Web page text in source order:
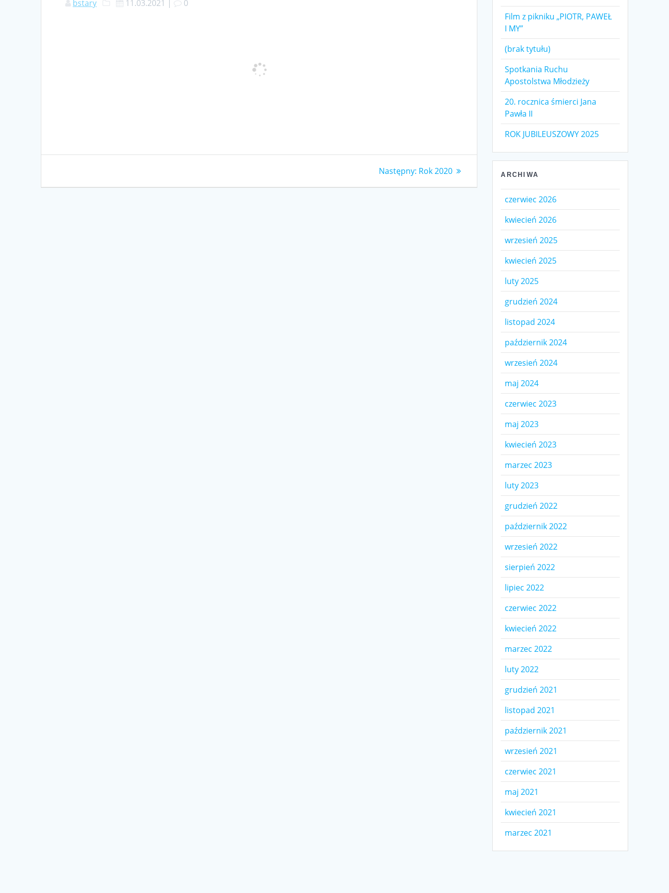
bstary 11.03.2021 | 0
wpisu
Następny: Następny
Rok 2020
Film z pikniku „PIOTR, PAWEŁ
I MY”
(brak tytułu)
Spotkania Ruchu
Apostolstwa Młodzieży
20. rocznica śmierci Jana
Pawła II
ROK JUBILEUSZOWY 2025
ARCHIWA
czerwiec 2026
kwiecień 2026
wrzesień 2025
kwiecień 2025
luty 2025
grudzień 2024
listopad 2024
październik 2024
wrzesień 2024
maj 2024
czerwiec 2023
maj 2023
kwiecień 2023
marzec 2023
luty 2023
grudzień 2022
październik 2022
wrzesień 2022
sierpień 2022
lipiec 2022
czerwiec 2022
kwiecień 2022
marzec 2022
luty 2022
grudzień 2021
listopad 2021
październik 2021
wrzesień 2021
czerwiec 2021
maj 2021
kwiecień 2021
marzec 2021